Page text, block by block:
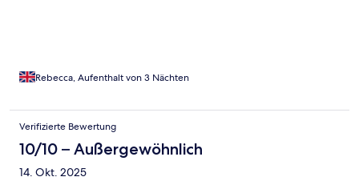
Rebecca, Aufenthalt von 3 Nächten
Verifizierte Bewertung
10/10 – Außergewöhnlich
14. Okt. 2025